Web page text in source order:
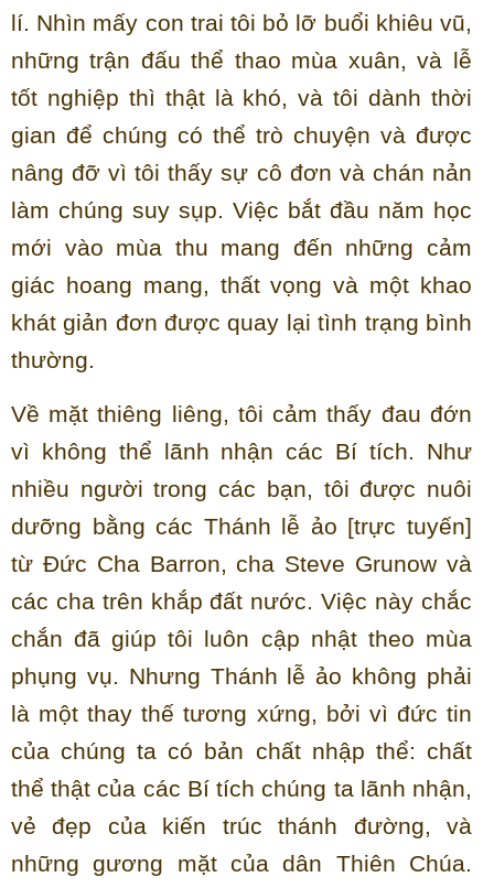
lí. Nhìn mấy con trai tôi bỏ lỡ buổi khiêu vũ,
những trận đấu thể thao mùa xuân, và lễ
tốt nghiệp thì thật là khó, và tôi dành thời
gian để chúng có thể trò chuyện và được
nâng đỡ vì tôi thấy sự cô đơn và chán nản
làm chúng suy sụp. Việc bắt đầu năm học
mới vào mùa thu mang đến những cảm
giác hoang mang, thất vọng và một khao
khát giản đơn được quay lại tình trạng bình
thường.
Về mặt thiêng liêng, tôi cảm thấy đau đớn
vì không thể lãnh nhận các Bí tích. Như
nhiều người trong các bạn, tôi được nuôi
dưỡng bằng các Thánh lễ ảo [trực tuyến]
từ Đức Cha Barron, cha Steve Grunow và
các cha trên khắp đất nước. Việc này chắc
chắn đã giúp tôi luôn cập nhật theo mùa
phụng vụ. Nhưng Thánh lễ ảo không phải
là một thay thế tương xứng, bởi vì đức tin
của chúng ta có bản chất nhập thể: chất
thể thật của các Bí tích chúng ta lãnh nhận,
vẻ đẹp của kiến trúc thánh đường, và
những gương mặt của dân Thiên Chúa.